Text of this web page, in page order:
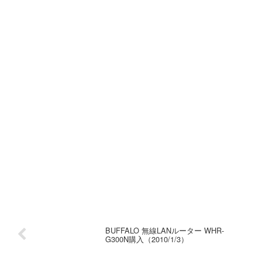
BUFFALO 無線LANルーター WHR-
G300N購入（2010/1/3）